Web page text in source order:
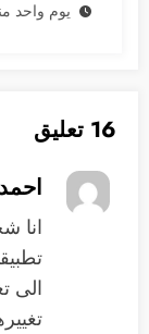
يوم واحد
16 تعليق
احمد
انا
الى